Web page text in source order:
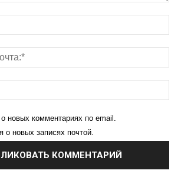
новых комментариях по email.
о новых записях почтой.